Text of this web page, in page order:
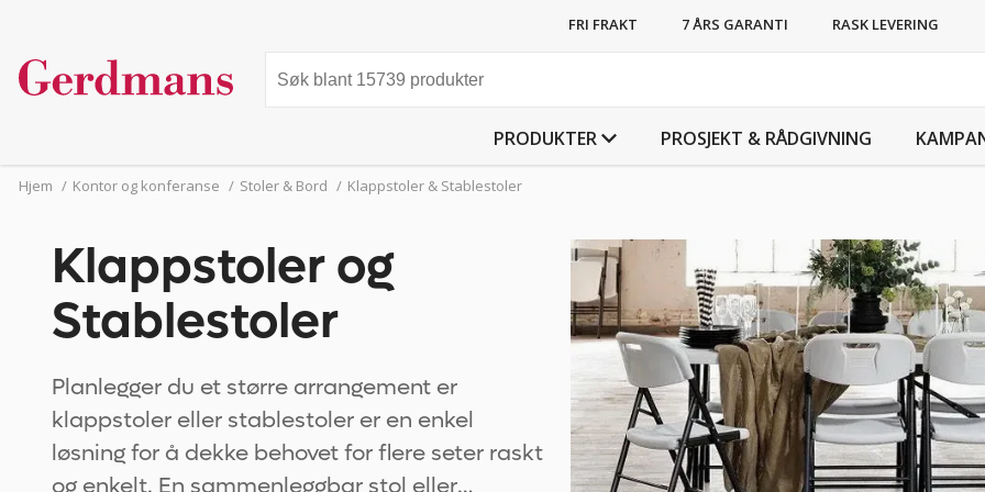
FRI FRAKT 7 ÅRS GARANTI RASK LEVERING
PRODUKTER PROSJEKT & RÅDGIVNING
Hjem / Kontor og konferanse / Stoler & Bord / Klappstoler & Stablestoler
Klappstoler og
Stablestoler
Planlegger du et større arrangement er
klappstoler eller stablestoler er en enkel
løsning for å dekke behovet for flere seter raskt